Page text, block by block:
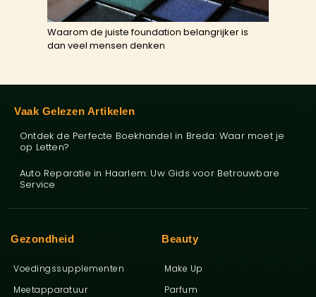
Waarom de juiste foundation belangrijker is
dan veel mensen denken
Beauty
Make Up
Parfum
Gezondheid
Voedingssupplementen
Meetapparatuur
Vaak Gelezen Artikelen
Ontdek de Perfecte Boekhandel in Breda: Waar moet je
op Letten?
Auto Reparatie in Haarlem: Uw Gids voor Betrouwbare
Service